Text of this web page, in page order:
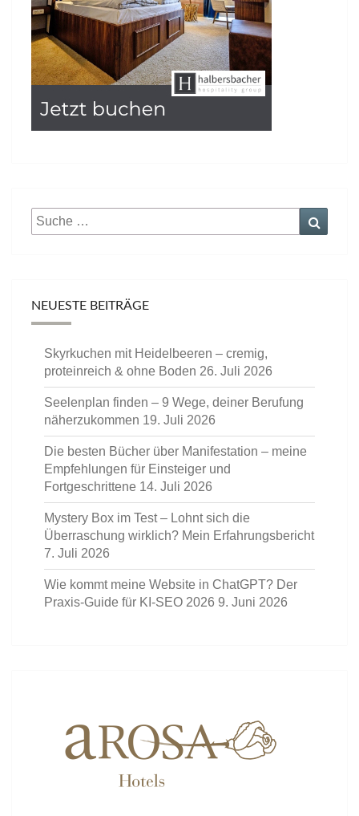
Suche
nach:
NEUESTE BEITRÄGE
Skyrkuchen mit Heidelbeeren – cremig,
proteinreich & ohne Boden 26. Juli 2026
Seelenplan finden – 9 Wege, deiner Berufung
näherzukommen 19. Juli 2026
Die besten Bücher über Manifestation – meine
Empfehlungen für Einsteiger und
Fortgeschrittene 14. Juli 2026
Mystery Box im Test – Lohnt sich die
Überraschung wirklich? Mein Erfahrungsbericht
7. Juli 2026
Wie kommt meine Website in ChatGPT? Der
Praxis-Guide für KI-SEO 2026 9. Juni 2026